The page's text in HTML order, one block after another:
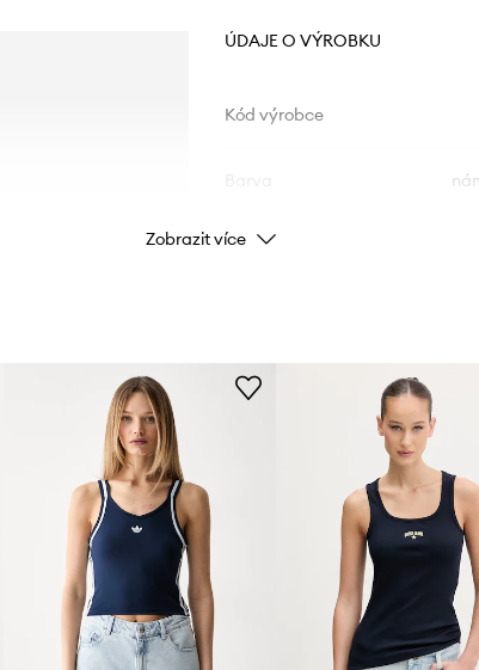
ÚDAJE O VÝROBKU
Kód výrobce
Značka
Zobrazit více